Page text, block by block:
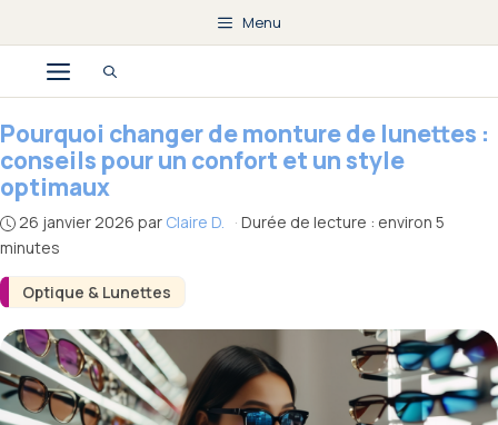
au
contenu
Menu
Menu
Optique & Lunettes
Pourquoi changer de monture de lunettes :
conseils pour un confort et un style
optimaux
26 janvier 2026 par Claire D. · Durée de lecture : environ 5
minutes